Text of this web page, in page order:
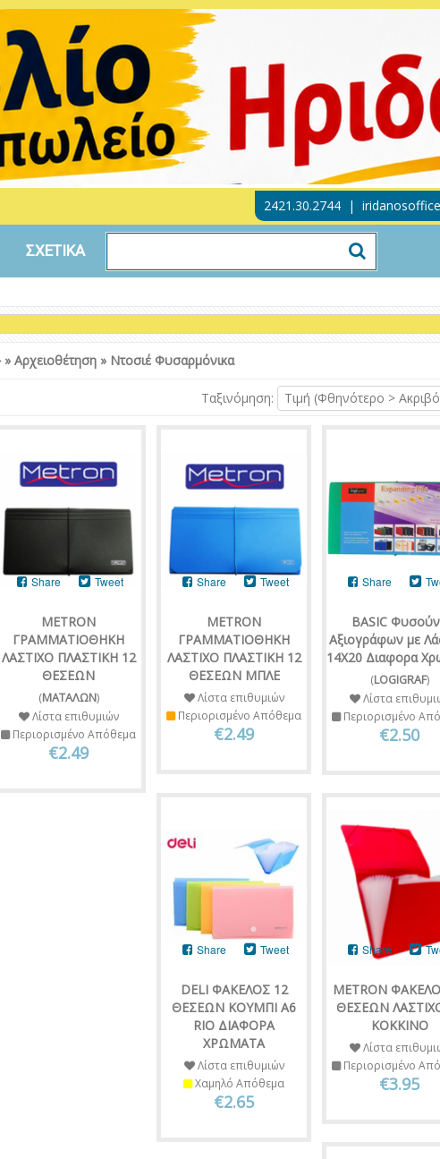
2421.30.2744 |
ΣΧΕΤΙΚΑ
» Αρχειοθέτηση » Ντοσιέ Φυσαρμόνικα
Ταξινόμηση: Τιμή (Φθηνότερο >
METRON
ΓΡΑΜΜΑΤΙΟΘΗΚΗ
ΛΑΣΤΙΧΟ ΠΛΑΣΤΙΚΗ 12
ΘΕΣΕΩΝ
(ΜΑΤΑΛΩΝ)
Share Tweet
Λίστα επιθυμιών
Περιορισμένο Απόθεμα
€2.49
METRON
ΓΡΑΜΜΑΤΙΟΘΗΚΗ
ΛΑΣΤΙΧΟ ΠΛΑΣΤΙΚΗ 12
ΘΕΣΕΩΝ ΜΠΛΕ
Share Tweet
Λίστα επιθυμιών
Περιορισμένο Απόθεμα
€2.49
BASIC
Αξιογράφων με
14Χ20 Διαφορα
(LOGIGRAF)
Share
Λίστα
Περιορισμένο
€2.50
DELI ΦΑΚΕΛΟΣ 12
ΘΕΣΕΩΝ ΚΟΥΜΠΙ Α6
RIO ΔΙΑΦΟΡΑ
ΧΡΩΜΑΤΑ
Share Tweet
Λίστα επιθυμιών
Χαμηλό Απόθεμα
€2.65
METRON
ΘΕΣΕΩΝ
ΚΟΚΚΙΝΟ
Share
Λίστα
Περιορισμένο
€3.95